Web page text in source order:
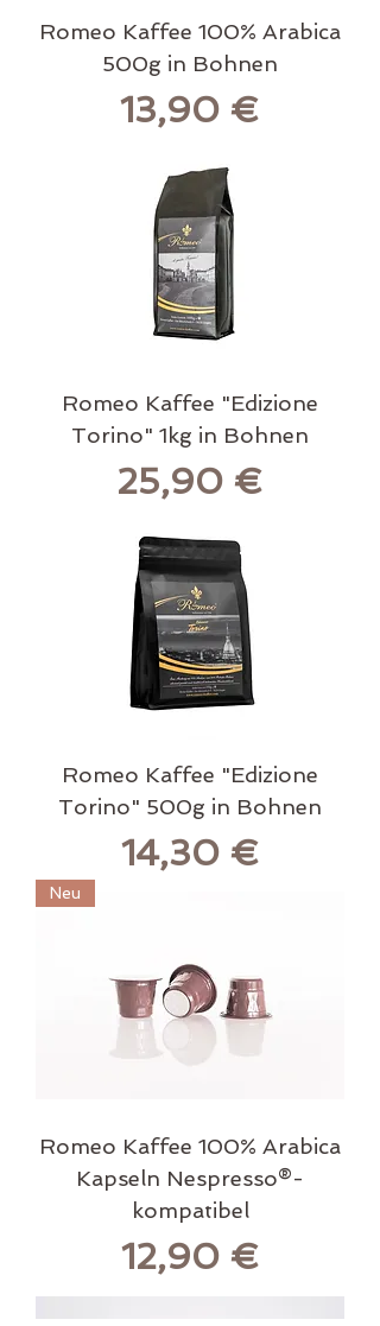
Romeo Kaffee 100% Arabica
500g in Bohnen
Preis
13,90 €
Romeo Kaffee "Edizione
Torino" 1kg in Bohnen
Preis
25,90 €
Romeo Kaffee "Edizione
Torino" 500g in Bohnen
Preis
14,30 €
Neu
Romeo Kaffee 100% Arabica
Kapseln Nespresso®-
kompatibel
Preis
12,90 €